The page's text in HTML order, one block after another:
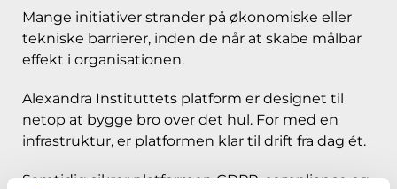
Mange initiativer strander på økonomiske eller
tekniske barrierer, inden de når at skabe målbar
effekt i organisationen.
Alexandra Instituttets platform er designet til
netop at bygge bro over det hul. For med en
infrastruktur, er platformen klar til drift fra dag ét.
Samtidig sikrer platformen GDPR-compliance og